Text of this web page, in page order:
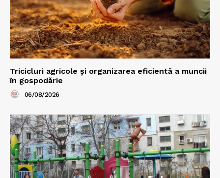
Tricicluri agricole și organizarea eficientă a muncii
în gospodărie
06/08/2026